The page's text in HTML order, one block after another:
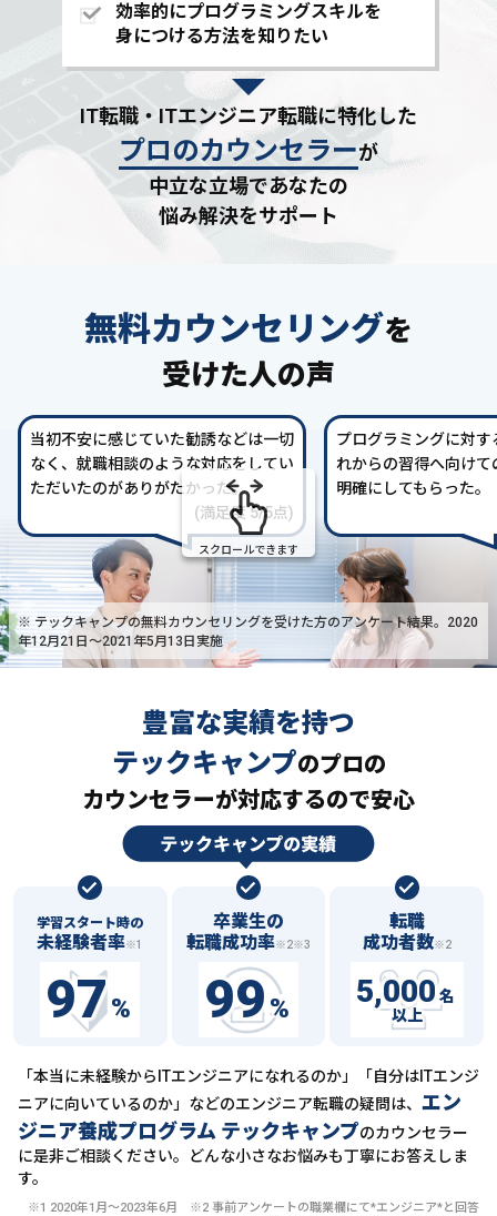
効率的にプログラミングスキルを
身につける方法を知りたい
IT転職・ITエンジニア転職に特化した
プロのカウンセラーが
中立な立場であなたの
悩み解決をサポート
無料カウンセリングを
受けた人の声
当初不安に感じていた勧誘などは一切
なく、就職相談のような対応をしてい
ただいたのがありがたかった。
(満足度 5/5点)
プログラミングに対
れからの習得へ向け
明確にしてもらった。
スクロールできます
※ テックキャンプの無料カウンセリングを受けた方のアンケート結果。2020
年12月21日〜2021年5月13日実施
豊富な実績を持つ
テックキャンプのプロの
カウンセラーが対応するので安心
学習スタート時の
未経験者率※1
97%
卒業生の
転職成功率※2※3
99%
転職
成功者数※2
5,000 名
以上
「本当に未経験からITエンジニアになれるのか」「自分はITエンジ
ニアに向いているのか」などのエンジニア転職の疑問は、 エン
ジニア養成プログラム テックキャンプのカウンセラー
に是非ご相談ください。どんな小さなお悩みも丁寧にお答えしま
す。
※1 2020年1月〜2023年6月 ※2 事前アンケートの職業欄にて*エンジニア*と回答